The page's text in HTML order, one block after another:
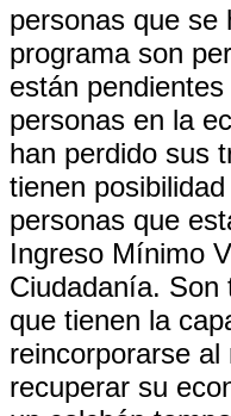
personas que se
programa son
están
personas en la
han perdido sus
tienen
personas que
Ingreso Mínimo
Ciudadanía. Son
que tienen la
reincorporarse
recuperar su